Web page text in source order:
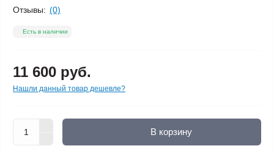
Отзывы: (0)
Есть в наличии
11 600 руб.
Нашли данный товар дешевле?
В корзину